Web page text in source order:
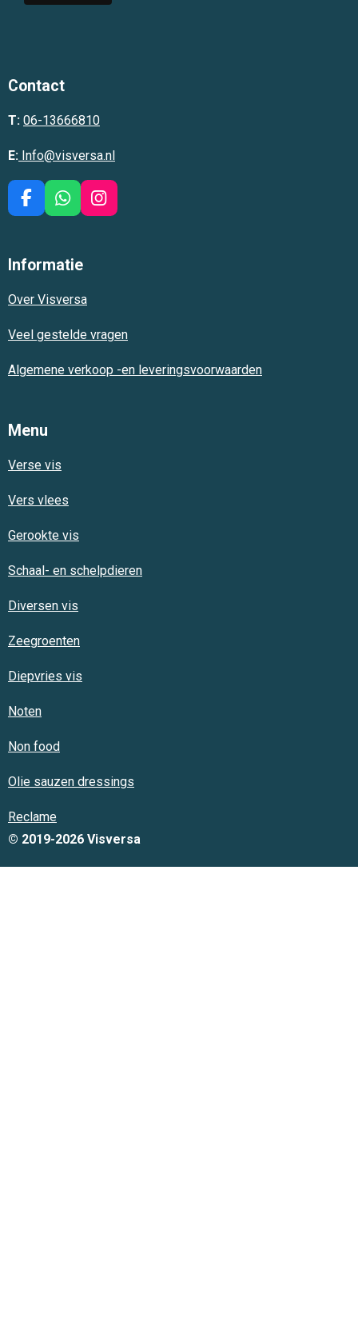
Contact
T: 06-13666810
E: Info@visversa.nl
F
a
b
o
W
h
s
p
I
n
m
Informatie
Over Visversa
Veel gestelde vragen
Algemene verkoop -en leveringsvoorwaarden
Menu
Verse vis
Vers vlees
Gerookte vis
Schaal- en schelpdieren
Diversen vis
Zeegroenten
Diepvries vis
Noten
Non food
Olie sauzen dressings
Reclame
© 2019-2026 Visversa